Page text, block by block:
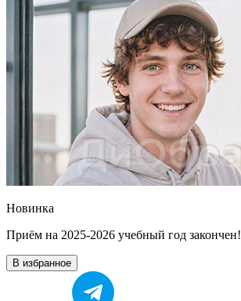
Новинка
Приём на 2025-2026 учебный год закончен!
В избранное